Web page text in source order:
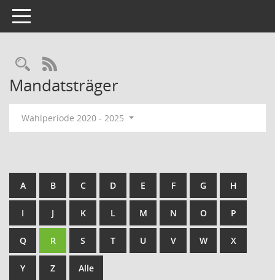
Toggle navigation
Rechercheauswahl
RSS-Feed
Mandatsträger
Wahlperiode 2020 - 2025
A B C D E F G H
I J K L M N O P
Q R S T U V W X
Y Z Alle